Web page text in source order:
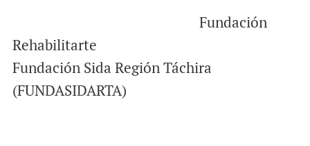
Fundación
Rehabilitarte
Fundación Sida Región Táchira
(FUNDASIDARTA)